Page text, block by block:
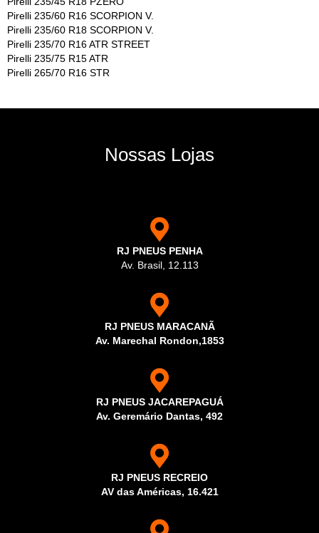
Pirelli 235/60 R16 SCORPION V.
Pirelli 235/60 R18 SCORPION V.
Pirelli 235/70 R16 ATR STREET
Pirelli 235/75 R15 ATR
Pirelli 265/70 R16 STR
Nossas Lojas
RJ PNEUS PENHA
Av. Brasil, 12.113
RJ PNEUS MARACANÃ
Av. Marechal Rondon,1853
RJ PNEUS JACAREPAGUÁ
Av. Geremário Dantas, 492
RJ PNEUS RECREIO
AV das Américas, 16.421